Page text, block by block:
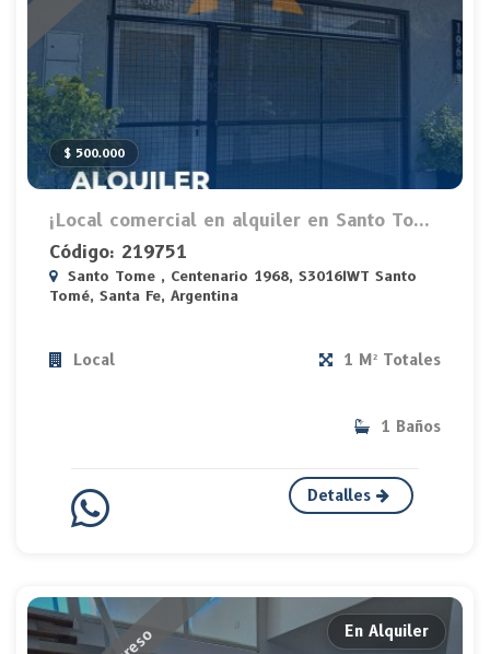
$ 500.000
¡Local comercial en alquiler en Santo To...
Código: 219751
Santo Tome , Centenario 1968, S3016IWT Santo
Tomé, Santa Fe, Argentina
Local 1 M² Totales
1 Baños
Detalles
En Alquiler